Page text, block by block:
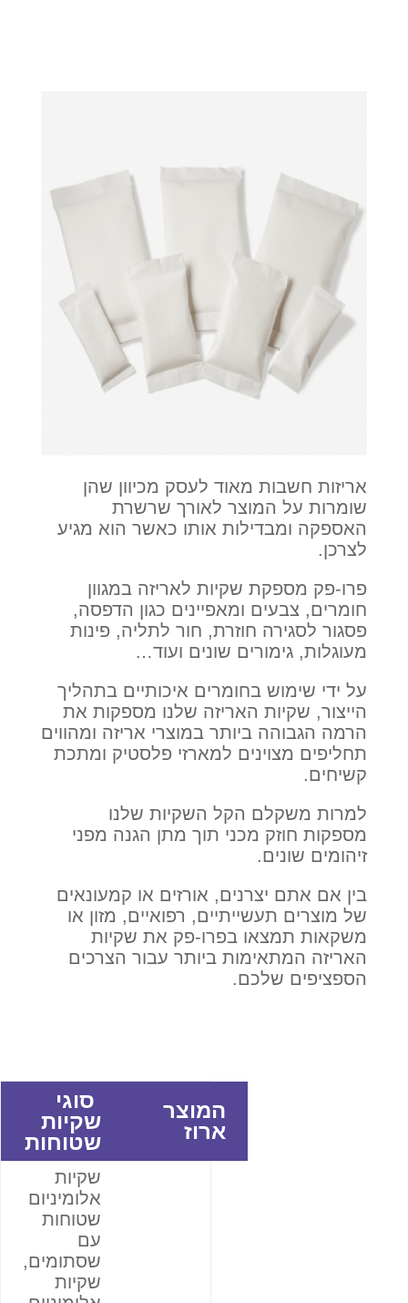
אריזות חשבות מאוד לעסק מכיוון שהן
שומרות על המוצר לאורך שרשרת
האספקה ומבדילות אותו כאשר הוא מגיע
לצרכן.
פרו-פק מספקת שקיות לאריזה במגוון
חומרים, צבעים ומאפיינים כגון הדפסה,
פסגור לסגירה חוזרת, חור לתליה, פינות
מעוגלות, גימורים שונים ועוד…
על ידי שימוש בחומרים איכותיים בתהליך
הייצור, שקיות האריזה שלנו מספקות את
הרמה הגבוהה ביותר במוצרי אריזה ומהווים
תחליפים מצוינים למארזי פלסטיק ומתכת
קשיחים.
למרות משקלם הקל השקיות שלנו
מספקות חוזק מכני תוך מתן הגנה מפני
זיהומים שונים.
בין אם אתם יצרנים, אורזים או קמעונאים
של מוצרים תעשייתיים, רפואיים, מזון או
משקאות תמצאו בפרו-פק את שקיות
האריזה המתאימות ביותר עבור הצרכים
הספציפים שלכם.
סוגי
שקיות
שטוחות
המוצר
ארוז
שקיות
אלומיניום
שטוחות
עם
שסתומים,
שקיות